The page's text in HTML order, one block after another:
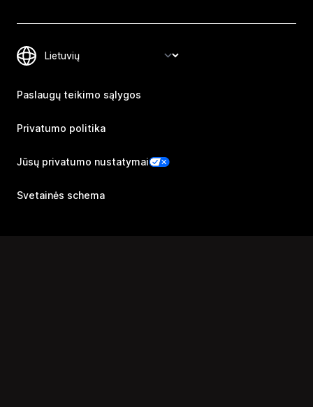
Paslaugų teikimo sąlygos
Privatumo politika
Jūsų privatumo nustatymai
Svetainės schema